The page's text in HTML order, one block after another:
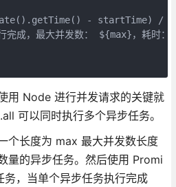
- startTime) /
成，最大并发数： ${max}，耗时
用 Node 进行并发请求的关键就
可以同时执行多个异步任务。
个长度为 max 最大并发数长度
量的异步任务。然后使用 Promi
，当单个异步任务执行完成